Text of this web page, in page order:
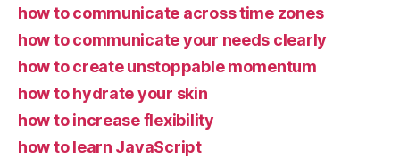
how to communicate across time zones
how to communicate your needs clearly
how to create unstoppable momentum
how to hydrate your skin
how to increase flexibility
how to learn JavaScript